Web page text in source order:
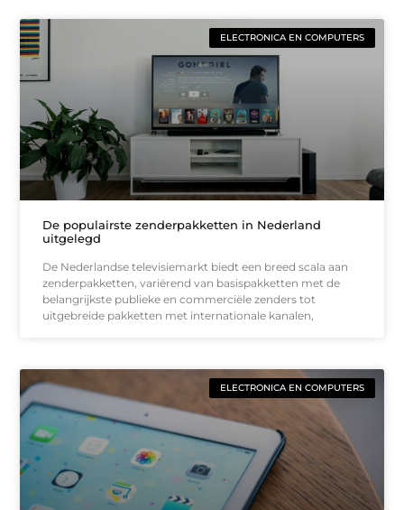
ELECTRONICA EN COMPUTERS
De populairste zenderpakketten in Nederland
uitgelegd
De Nederlandse televisiemarkt biedt een breed scala aan
zenderpakketten, variërend van basispakketten met de
belangrijkste publieke en commerciële zenders tot
uitgebreide pakketten met internationale kanalen,
ELECTRONICA EN COMPUTERS